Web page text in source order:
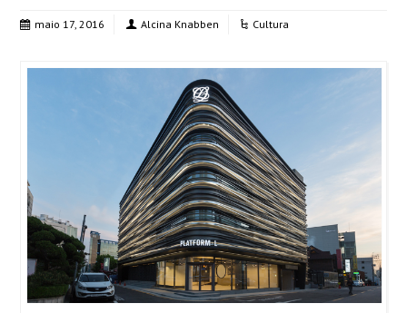
maio 17, 2016 Alcina Knabben Cultura